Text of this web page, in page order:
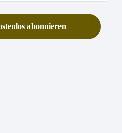
abonnieren